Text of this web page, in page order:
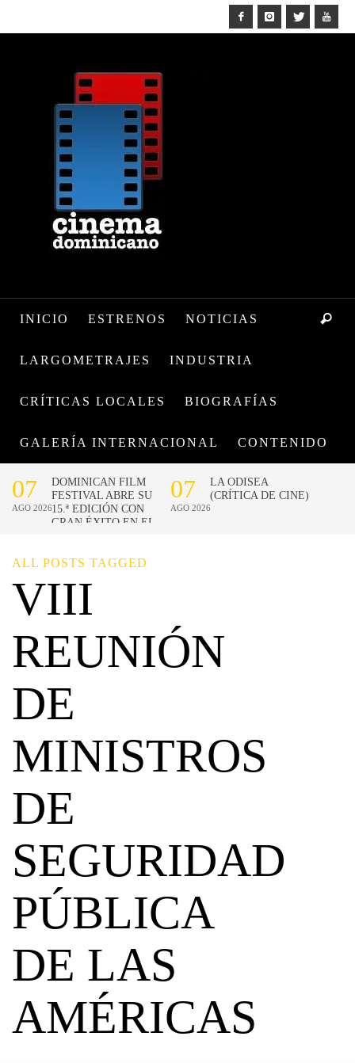
INICIO ESTRENOS NOTICIAS
LARGOMETRAJES INDUSTRIA
CRÍTICAS LOCALES BIOGRAFÍAS
GALERÍA INTERNACIONAL CONTENIDO
ALL POSTS TAGGED
VIII
REUNIÓN
DE
MINISTROS
DE
SEGURIDAD
PÚBLICA
DE LAS
AMÉRICAS